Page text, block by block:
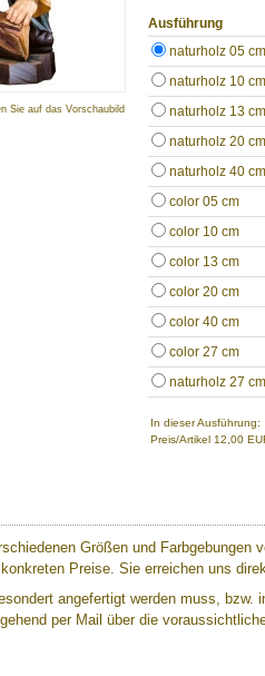
Sie auf das Vorschaubild
Ausführung
naturholz 05 cm
naturholz 10 cm
naturholz 13 cm
naturholz 20 cm
naturholz 40 cm
color 05 cm
color 10 cm
color 13 cm
color 20 cm
color 40 cm
color 27 cm
naturholz 27 cm
In dieser Ausführung:
Preis/Artikel 12,00
Größen und Farbgebungen
Preise. Sie erreichen uns
angefertigt werden muss,
per Mail über die